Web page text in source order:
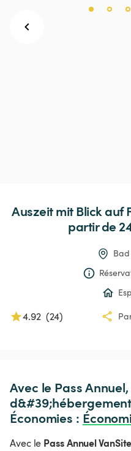
AuszeitmitBlickauf
partir de
4.92 (24)
Avec le Pass
Économies :
Avec le Pass Annuel